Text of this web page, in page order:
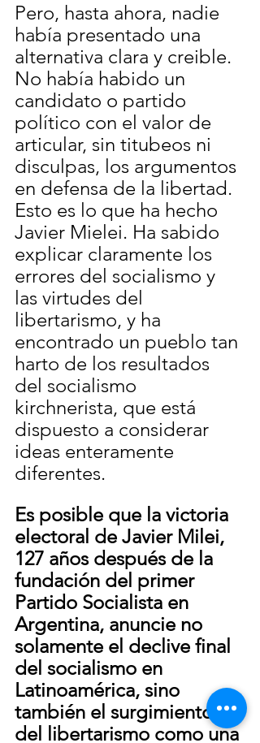
Pero, hasta ahora, nadie
había presentado una
alternativa clara y creible.
No había habido un
candidato o partido
político con el valor de
articular, sin titubeos ni
disculpas, los argumentos
en defensa de la libertad.
Esto es lo que ha hecho
Javier Mielei. Ha sabido
explicar claramente los
errores del socialismo y
las virtudes del
libertarismo, y ha
encontrado un pueblo tan
harto de los resultados
del socialismo
kirchnerista, que está
dispuesto a considerar
ideas enteramente
diferentes.
Es posible que la victoria
electoral de Javier Milei,
127 años después de la
fundación del primer
Partido Socialista en
Argentina, anuncie no
solamente el declive final
del socialismo en
Latinoamérica, sino
también el surgimiento
del libertarismo como una